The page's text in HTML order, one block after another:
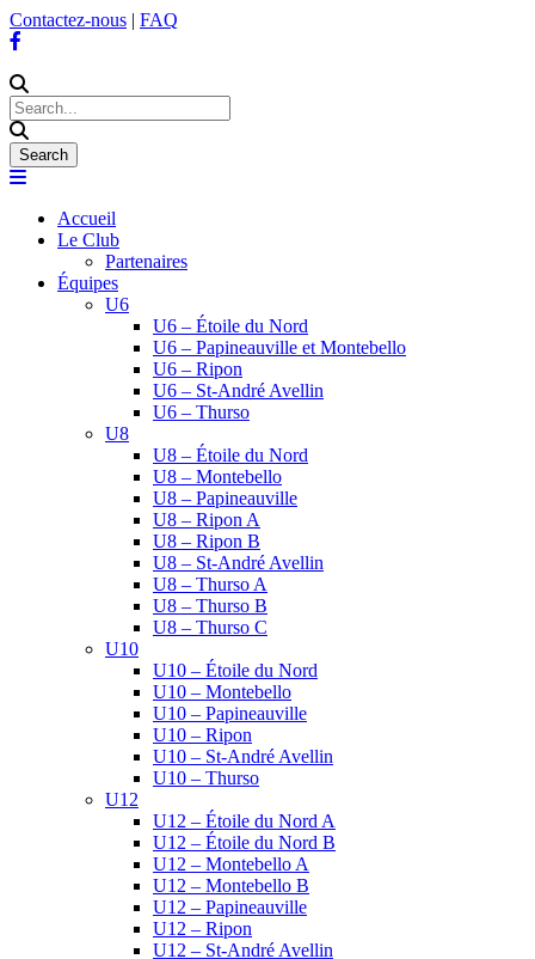
Contactez-nous | FAQ
Accueil
Le Club
Partenaires
Équipes
U6
U6 – Étoile du Nord
U6 – Papineauville et Montebello
U6 – Ripon
U6 – St-André Avellin
U6 – Thurso
U8
U8 – Étoile du Nord
U8 – Montebello
U8 – Papineauville
U8 – Ripon A
U8 – Ripon B
U8 – St-André Avellin
U8 – Thurso A
U8 – Thurso B
U8 – Thurso C
U10
U10 – Étoile du Nord
U10 – Montebello
U10 – Papineauville
U10 – Ripon
U10 – St-André Avellin
U10 – Thurso
U12
U12 – Étoile du Nord A
U12 – Étoile du Nord B
U12 – Montebello A
U12 – Montebello B
U12 – Papineauville
U12 – Ripon
U12 – St-André Avellin